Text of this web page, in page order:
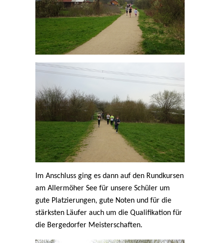
Im Anschluss ging es dann auf den Rundkursen
am Allermöher See für unsere Schüler um
gute Platzierungen, gute Noten und für die
stärksten Läufer auch um die Qualifikation für
die Bergedorfer Meisterschaften.